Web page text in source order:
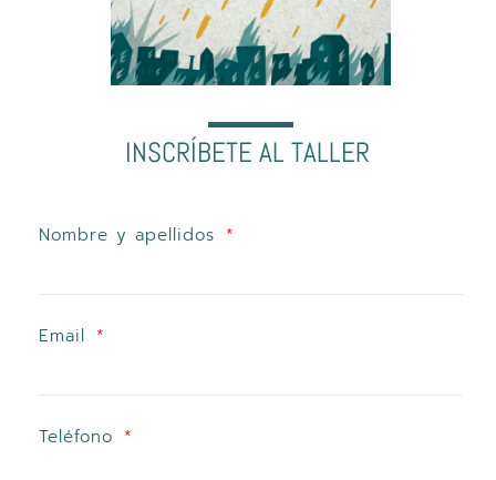
INSCRÍBETE AL TALLER
Nombre y apellidos
Email
Teléfono